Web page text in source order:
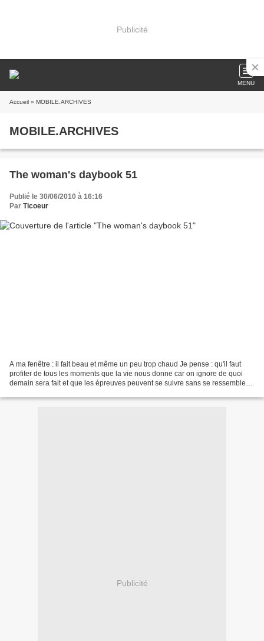
Publicité
MENU
Accueil » MOBILE.ARCHIVES
MOBILE.ARCHIVES
The woman's daybook 51
Publié le 30/06/2010 à 16:16
Par Ticoeur
A ma fenêtre : il fait beau et même un peu trop chaud Je pense : qu'il faut
profiter de tous les moments que la vie nous donne car on ignore de quoi
demain sera fait et que les épreuves peuvent se suivre sans se ressembler
Publicité